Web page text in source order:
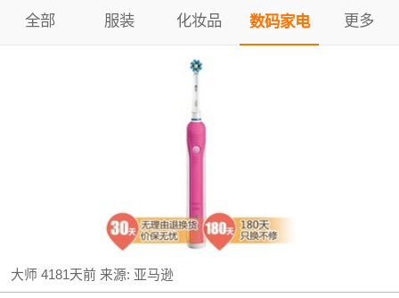
全部 服装 化妆品 数码家电 更多
大师 4181天前来源: 亚马逊